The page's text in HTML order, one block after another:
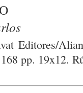
Editores/
pp. 19x12.